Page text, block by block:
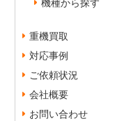
重機買取
対応事例
ご依頼状況
会社概要
お問い合わせ